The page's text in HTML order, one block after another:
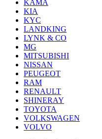
KAMA
KIA
KYC
LANDKING
LYNK & CO
MG
MITSUBISHI
NISSAN
PEUGEOT
RAM
RENAULT
SHINERAY
TOYOTA
VOLKSWAGEN
VOLVO